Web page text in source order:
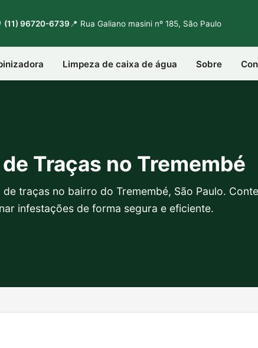
(11) 96720-6739 📍 Rua Galiano masini nº 185, São Paulo
Limpeza de caixa de água Sobre
Traças no Tremembé
traças no bairro do Tremembé, São Paulo.
infestações de forma segura e eficiente.